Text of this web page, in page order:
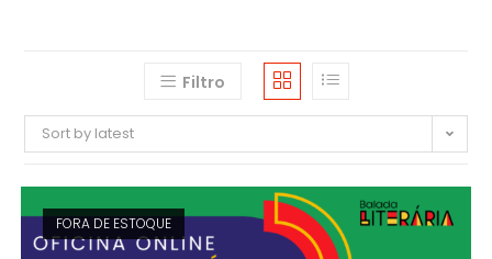
Filtro
Sort by latest
FORA DE ESTOQUE